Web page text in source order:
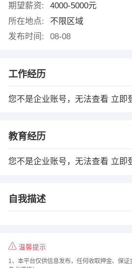
期望薪资:
4000-5000元
所在地点:
不限区域
发布时间:
08-08
工作经历
您不是企业账号，无法查看 立即
教育经历
您不是企业账号，无法查看 立即
自我描述
温馨提示
1、本平台仅供信息发布，任何收取押金、保